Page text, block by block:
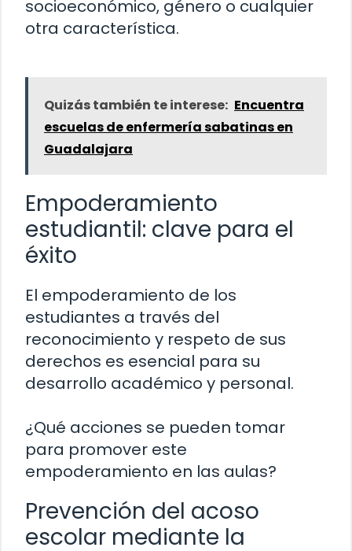
socioeconómico, género o cualquier
otra característica.
Quizás también te interese: Encuentra
escuelas de enfermería sabatinas en
Guadalajara
Empoderamiento
estudiantil: clave para el
éxito
El empoderamiento de los
estudiantes a través del
reconocimiento y respeto de sus
derechos es esencial para su
desarrollo académico y personal.
¿Qué acciones se pueden tomar
para promover este
empoderamiento en las aulas?
Prevención del acoso
escolar mediante la